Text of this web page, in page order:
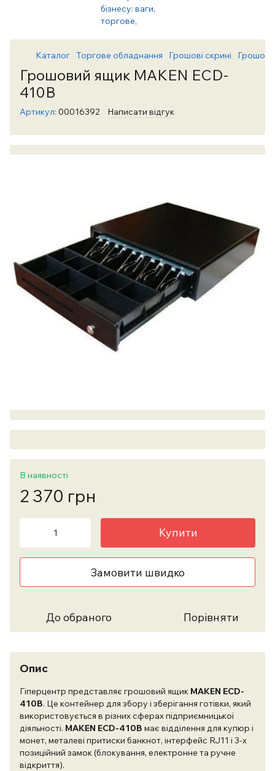
Каталог Торгове обладнання Грошові скрині Грошові
Грошовий ящик MAKEN ECD-
410B
Артикул: 00016392 Написати відгук
В наявності
2 370 грн
Купити
Замовити швидко
До обраного Порівняти
Опис
Гіперцентр представляє грошовий ящик MAKEN ECD-
410B. Це контейнер для збору і зберігання готівки, який
використовується в різних сферах підприємницької
діяльності. MAKEN ECD-410B має відділення для купюр і
монет, металеві притиски банкнот, інтерфейс RJ11 і 3-х
позиційний замок (блокування, електронне та ручне
відкриття).